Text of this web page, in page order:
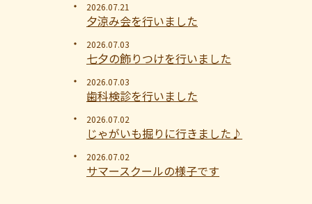
2026.07.21
夕涼み会を行いました
2026.07.03
七夕の飾りつけを行いました
2026.07.03
歯科検診を行いました
2026.07.02
じゃがいも掘りに行きました♪
2026.07.02
サマースクールの様子です